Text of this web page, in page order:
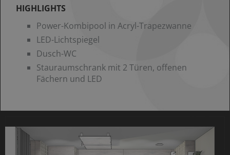
HIGHLIGHTS
Power-Kombipool in Acryl-Trapezwanne
LED-Lichtspiegel
Dusch-WC
Stauraumschrank mit 2 Türen, offenen
Fächern und LED